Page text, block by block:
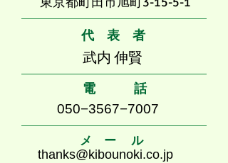
代 表 者
​武内 伸賢
電 話
050−3567−7007
メ ー ル
thanks@kibounoki.co.jp